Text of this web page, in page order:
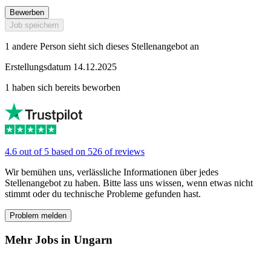
Bewerben
Job speichern
1 andere Person sieht sich dieses Stellenangebot an
Erstellungsdatum 14.12.2025
1 haben sich bereits beworben
4.6 out of 5 based on 526 of reviews
Wir bemühen uns, verlässliche Informationen über jedes
Stellenangebot zu haben. Bitte lass uns wissen, wenn etwas nicht
stimmt oder du technische Probleme gefunden hast.
Problem melden
Mehr Jobs in Ungarn